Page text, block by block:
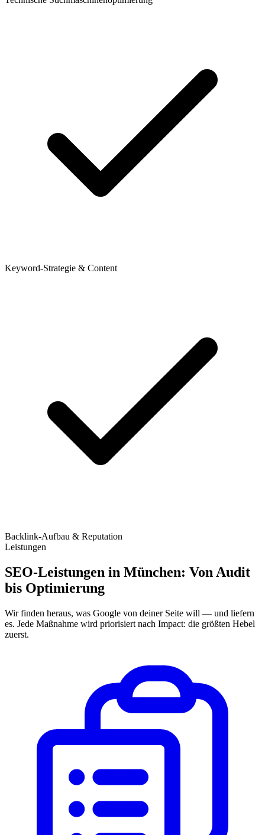
Keyword-Strategie & Content
Backlink-Aufbau & Reputation
Leistungen
SEO-Leistungen in München: Von Audit
bis Optimierung
Wir finden heraus, was Google von deiner Seite will — und liefern
es. Jede Maßnahme wird priorisiert nach Impact: die größten Hebel
zuerst.